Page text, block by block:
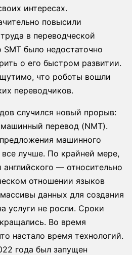
интересах.
повысили
в переводческой
было недостаточно
о его быстром развитии.
что роботы вошли
переводчиков.
случился новый прорыв:
перевод (NMT).
машинного
все лучше. По крайней мере,
английского — относительно
отношении языков
данных для создания
услуги не росли. Сроки
Во время
настало время технологий.
года был запущен